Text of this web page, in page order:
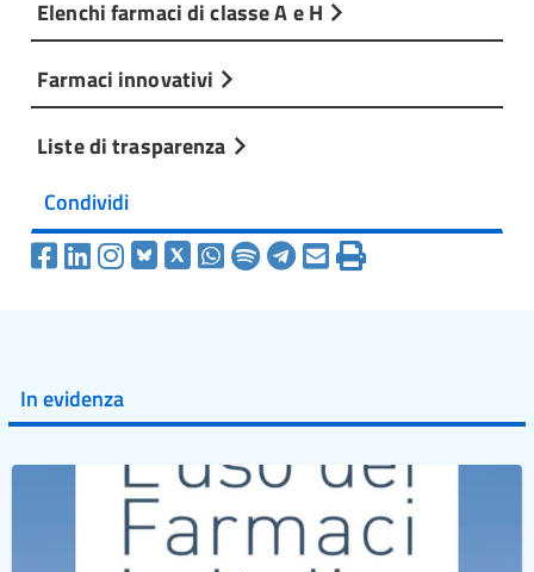
Elenchi farmaci di classe A e H
Farmaci innovativi
Liste di trasparenza
Condividi
In evidenza